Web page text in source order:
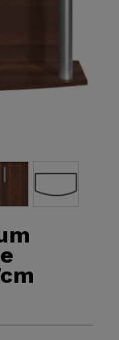
BIOKLAR